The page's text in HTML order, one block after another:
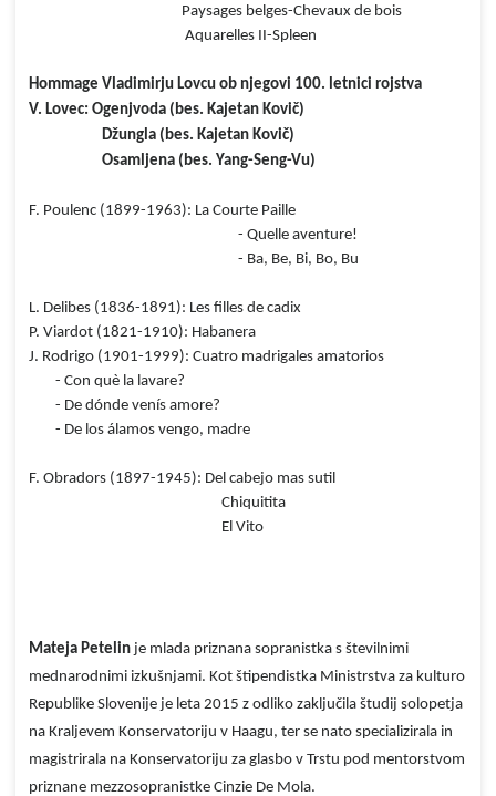
Paysages belges-Chevaux de bois
Aquarelles II-Spleen
Hommage Vladimirju Lovcu ob njegovi 100. letnici rojstva
V. Lovec: Ogenjvoda (bes. Kajetan Kovič)
Džungla (bes. Kajetan Kovič)
Osamljena (bes. Yang-Seng-Vu)
F. Poulenc (1899-1963): La Courte Paille
- Quelle aventure!
- Ba, Be, Bi, Bo, Bu
L. Delibes (1836-1891): Les filles de cadix
P. Viardot (1821-1910): Habanera
J. Rodrigo (1901-1999): Cuatro madrigales amatorios
- Con què la lavare?
- De dónde venís amore?
- De los álamos vengo, madre
F. Obradors (1897-1945): Del cabejo mas sutil
Chiquitita
El Vito
Mateja Petelinje mlada priznana sopranistka s številnimi
mednarodnimi izkušnjami. Kot štipendistka Ministrstva za kulturo
Republike Slovenije je leta 2015 z odliko zaključila študij solopetja
na Kraljevem Konservatoriju v Haagu, ter se nato specializirala in
magistrirala na Konservatoriju za glasbo v Trstu pod mentorstvom
priznane mezzosopranistke Cinzie De Mola.